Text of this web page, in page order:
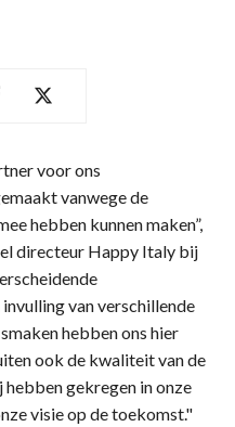
voor ons
vanwege de
hebben kunnen maken”,
directeur Happy Italy bij
van verschillende
hebben ons hier
ook de kwaliteit van de
gekregen in onze
visie op de toekomst."